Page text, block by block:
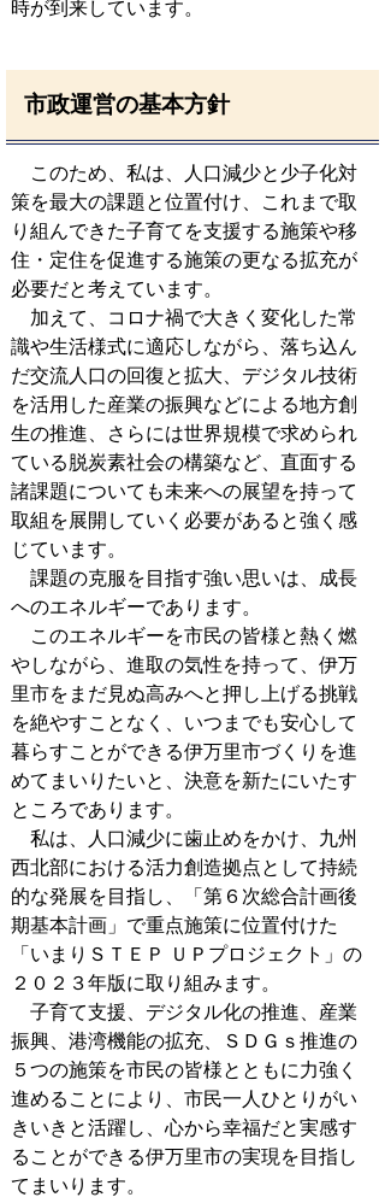
時が到来しています。
市政運営の基本方針
このため、私は、人口減少と少子化対
策を最大の課題と位置付け、これまで取
り組んできた子育てを支援する施策や移
住・定住を促進する施策の更なる拡充が
必要だと考えています。
加えて、コロナ禍で大きく変化した常
識や生活様式に適応しながら、落ち込ん
だ交流人口の回復と拡大、デジタル技術
を活用した産業の振興などによる地方創
生の推進、さらには世界規模で求められ
ている脱炭素社会の構築など、直面する
諸課題についても未来への展望を持って
取組を展開していく必要があると強く感
じています。
課題の克服を目指す強い思いは、成長
へのエネルギーであります。
このエネルギーを市民の皆様と熱く燃
やしながら、進取の気性を持って、伊万
里市をまだ見ぬ高みへと押し上げる挑戦
を絶やすことなく、いつまでも安心して
暮らすことができる伊万里市づくりを進
めてまいりたいと、決意を新たにいたす
ところであります。
私は、人口減少に歯止めをかけ、九州
西北部における活力創造拠点として持続
的な発展を目指し、「第６次総合計画後
期基本計画」で重点施策に位置付けた
「いまりＳＴＥＰ ＵＰプロジェクト」の
２０２３年版に取り組みます。
子育て支援、デジタル化の推進、産業
振興、港湾機能の拡充、ＳＤＧｓ推進の
５つの施策を市民の皆様とともに力強く
進めることにより、市民一人ひとりがい
きいきと活躍し、心から幸福だと実感す
ることができる伊万里市の実現を目指し
てまいります。